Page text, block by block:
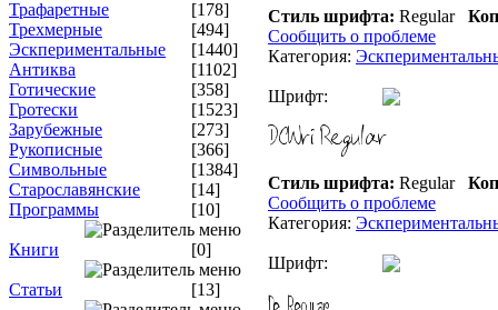
Трафаретные
[178]
Трехмерные
[494]
Эскпериментальные
[1440]
Антиква
[1102]
Готические
[358]
Гротески
[1523]
Зарубежные
[273]
Рукописные
[366]
Символьные
[1384]
Старославянские
[14]
Программы
[10]
Книги [0]
Статьи [13]
Стиль шрифта: Regular
Сообщить о проблеме
Категория:
Шрифт:
Стиль шрифта: Regular
Сообщить о проблеме
Категория:
Шрифт: